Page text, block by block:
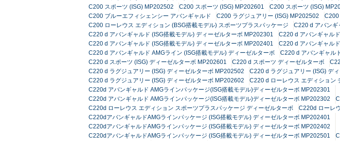
C200 スポーツ (ISG) MP202502
C200 スポーツ (ISG) MP202601 C200 スポーツ (ISG)
C200 ブルーエフィシェンシー アバンギャルド
C200 ラグジュアリー (ISG) MP202502
C200
C200 ローレウス エディション (BSG搭載モデル) スポーツプラスパッケージ
C220 d アバンギ
C220 d アバンギャルド (ISG搭載モデル) ディーゼルターボ MP202301
C220 d アバンギャル
C220 d アバンギャルド (ISG搭載モデル) ディーゼルターボ MP202401
C220 d アバンギャル
C220 d アバンギャルド AMGライン (ISG搭載モデル) ディーゼルターボ
C220 d アバンギャル
C220 d スポーツ (ISG) ディーゼルターボ MP202601
C220 d スポーツ ディーゼルターボ
C220 d ラグジュアリー (ISG) ディーゼルターボ MP202502
C220 d ラグジュアリー (ISG) デ
C220 d ラグジュアリー (ISG) ディーゼルターボ MP202602
C220 d ローレウス エディション
C220d アバンギャルド AMGラインパッケージ(ISG搭載モデル)ディーゼルターボ MP202301
C220d アバンギャルド AMGラインパッケージ(ISG搭載モデル)ディーゼルターボ MP202302
C220d ローレウス エディション スポーツプラスパッケージ ディーゼルターボ
C220d ローレ
C220dアバンギャルドAMGラインパッケージ (ISG搭載モデル) ディーゼルターボ MP202401
C220dアバンギャルドAMGラインパッケージ (ISG搭載モデル) ディーゼルターボ MP202402
C220dアバンギャルドAMGラインパッケージ (ISG搭載モデル) ディーゼルターボ MP202501